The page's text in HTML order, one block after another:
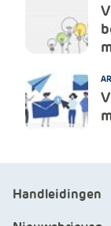
Handleidingen